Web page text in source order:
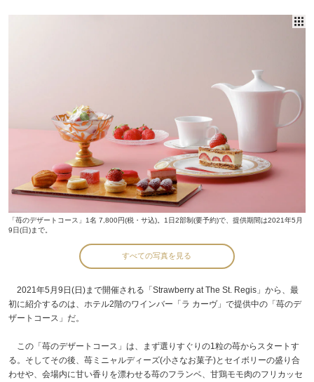
「苺のデザートコース」1名 7,800円(税・サ込)。1日2部制(要予約)で、提供期間は2021年5月
9日(日)まで。
すべての写真を見る
2021年5月9日(日)まで開催される「Strawberry at The St. Regis」から、最
初に紹介するのは、ホテル2階のワインバー「ラ カーヴ」で提供中の「苺のデ
ザートコース」だ。
この「苺のデザートコース」は、まず選りすぐりの1粒の苺からスタートす
る。そしてその後、苺ミニャルディーズ(小さなお菓子)とセイボリーの盛り合
わせや、会場内に甘い香りを漂わせる苺のフランベ、甘鶏モモ肉のフリカッセ